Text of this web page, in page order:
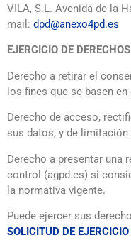
VILA, S.L. Avenida de la
mail: dpd@anexo4pd.es
EJERCICIO DE DERECHOS
Derecho a retirar el
los fines que se basen
Derecho de acceso,
sus datos, y de
Derecho a presentar una
control (agpd.es) si
la normativa vigente.
Puede ejercer sus
SOLICITUD DE